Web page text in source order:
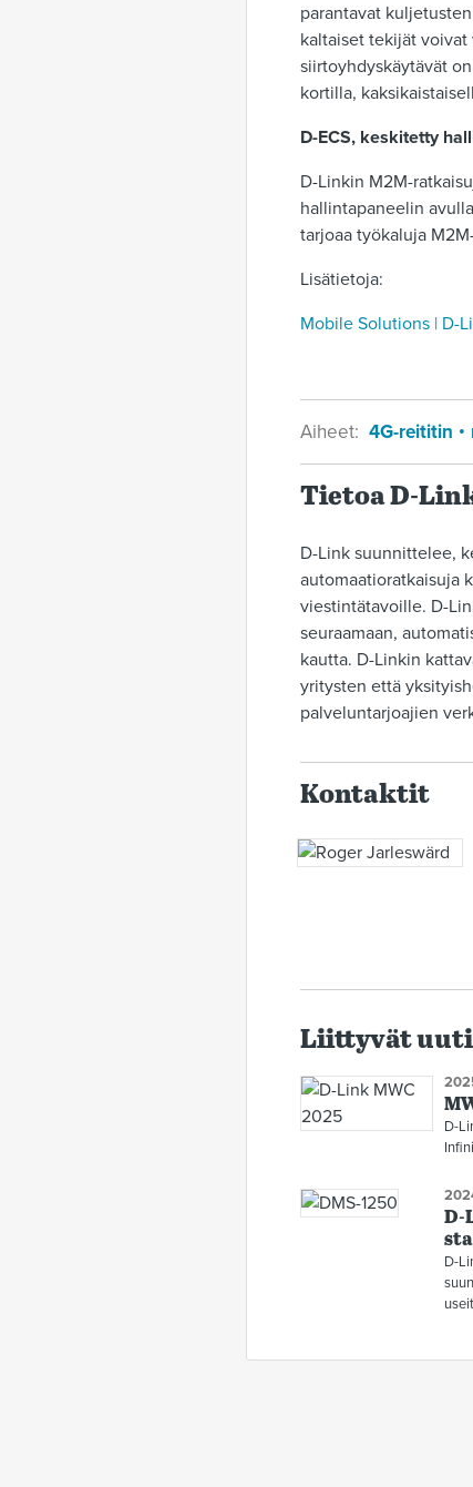
parantavat
kaltaiset tekijät
siirtoyhdyskäytävät
kortilla,
D-ECS, keskitetty
D-Linkin M2M-
hallintapaneelin
tarjoaa työkaluja
Lisätietoja:
Mobile Solutions | D-
Aiheet: 4G-reititin
Tietoa D-
D-Link suunnittelee,
automaatioratkaisuja
viestintätavoille. D-
seuraamaan,
kautta. D-Linkin
yritysten että
palveluntarjoajien
Kontaktit
Liittyvät
D-
D-
D-